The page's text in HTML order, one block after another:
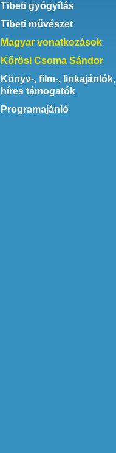
Tibeti gyógyítás
Tibeti művészet
Magyar vonatkozások
Kőrösi Csoma Sándor
Könyv-, film-, linkajánlók,
híres támogatók
Programajánló